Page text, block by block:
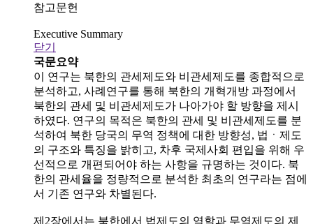
참고문헌
Executive Summary
닫기
국문요약
이 연구는 북한의 관세제도와 비관세제도를 종합적으로
분석하고, 사례연구를 통해 북한의 개혁개방 과정에서
북한의 관세 및 비관세제도가 나아가야 할 방향을 제시
하였다. 연구의 목적은 북한의 관세 및 비관세제도를 분
석하여 북한 당국의 무역 정책에 대한 방향성, 법ㆍ제도
의 구조와 특징을 밝히고, 차후 국제사회 편입을 위해 우
선적으로 개편되어야 하는 사항을 규명하는 것이다. 북
한의 관세율을 정량적으로 분석한 최초의 연구라는 점에
서 기존 연구와 차별된다.
제2장에서는 북한에서 법제도의 역할과 무역제도의 제